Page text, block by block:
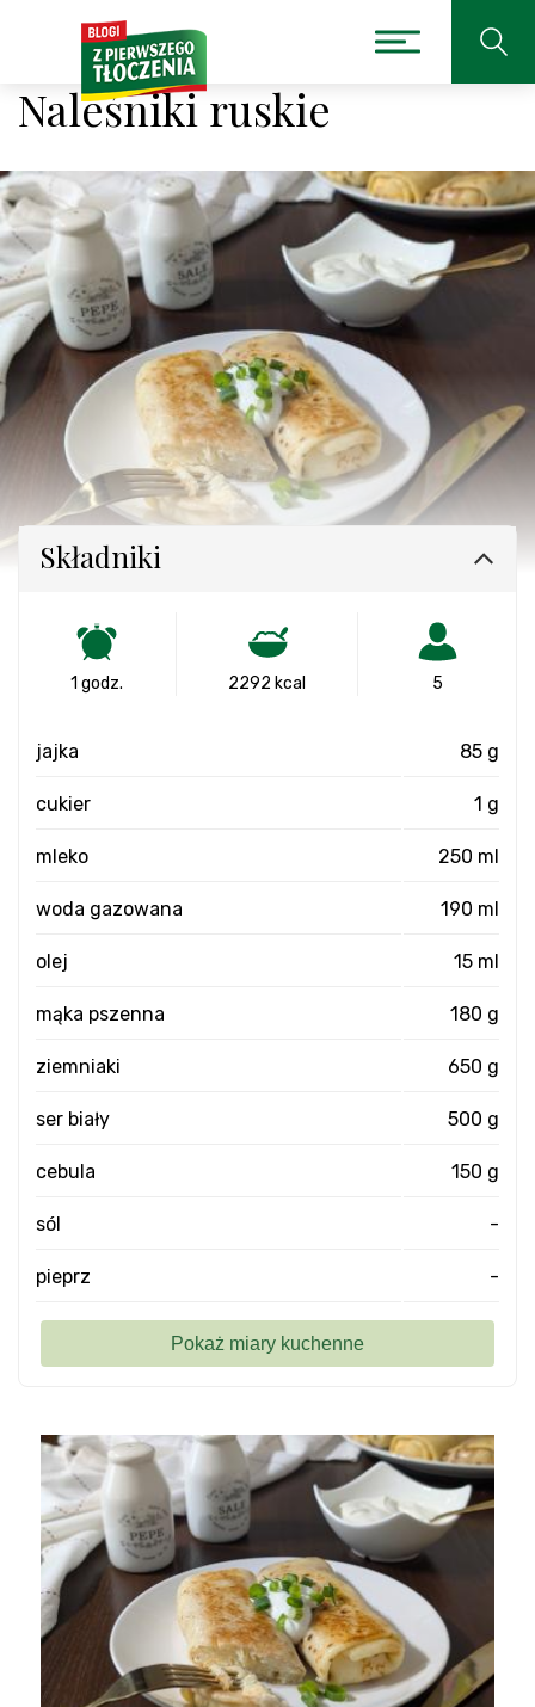
Naleśniki ruskie
Składniki
1 godz. 2292 kcal 5
jajka 85 g
cukier 1 g
mleko 250 ml
woda gazowana 190 ml
olej 15 ml
mąka pszenna 180 g
ziemniaki 650 g
ser biały 500 g
cebula 150 g
sól -
pieprz -